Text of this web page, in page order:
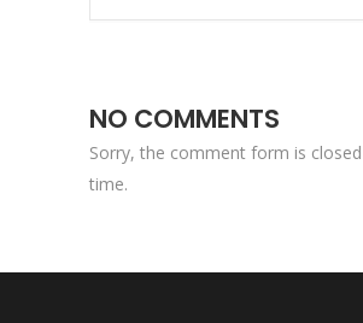
NO COMMENTS
Sorry, the comment form is
time.